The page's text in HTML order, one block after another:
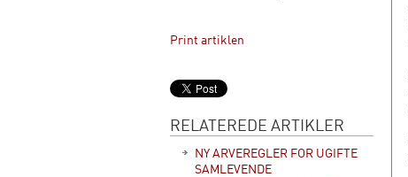
Print artiklen
RELATEREDE ARTIKLER
NY ARVEREGLER FOR UGIFTE
SAMLEVENDE